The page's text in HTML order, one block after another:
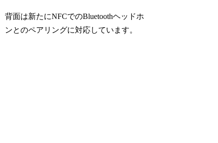
背面は新たにNFCでのBluetoothヘッドホ
ンとのペアリングに対応しています。